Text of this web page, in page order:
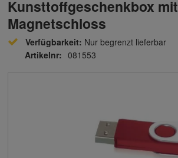
Kunsttoffgeschenkbox mit
Magnetschloss
Verfügbarkeit: Nur begrenzt lieferbar
Artikelnr: 081553